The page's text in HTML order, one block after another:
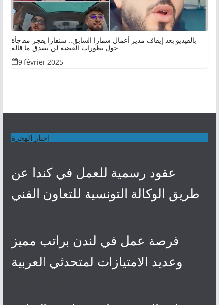
بالفيديو بعد إيقاف مدير أعمال سمارا السابق.. سنفارا يفجر مفاجأة
حول تطورات القضية لن تصدق ما قاله
9 février 2025
اخبار الهجرة
عقود رسمية للعمل في كندا عن
طريق الوكالة التونسية للتعاون الفني
فرصة عمل في لندن براتب مميز
وعديد الامتيازات لمتحدثي العربية